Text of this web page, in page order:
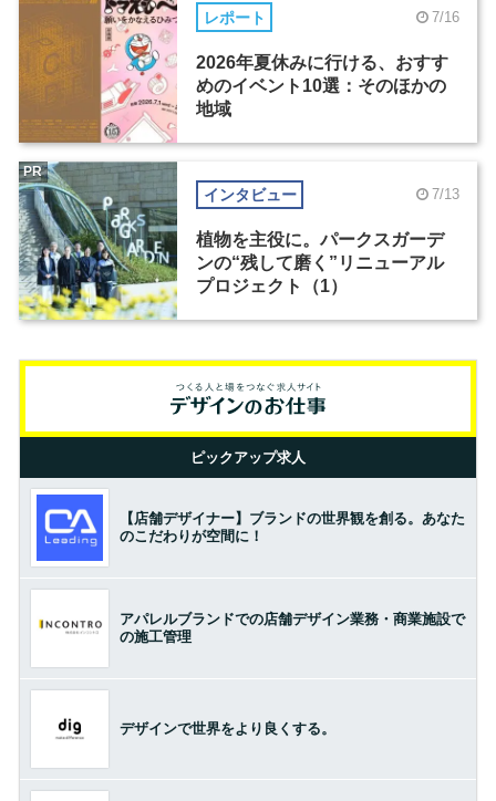
レポート 7/16
2026年夏休みに行ける、おすす
めのイベント10選：そのほかの
地域
インタビュー 7/13
植物を主役に。パークスガーデ
ンの“残して磨く”リニューアル
プロジェクト（1）
PR
ピックアップ求人
【店舗デザイナー】ブランドの世界観を創る。あなた
のこだわりが空間に！
アパレルブランドでの店舗デザイン業務・商業施設で
の施工管理
デザインで世界をより良くする。